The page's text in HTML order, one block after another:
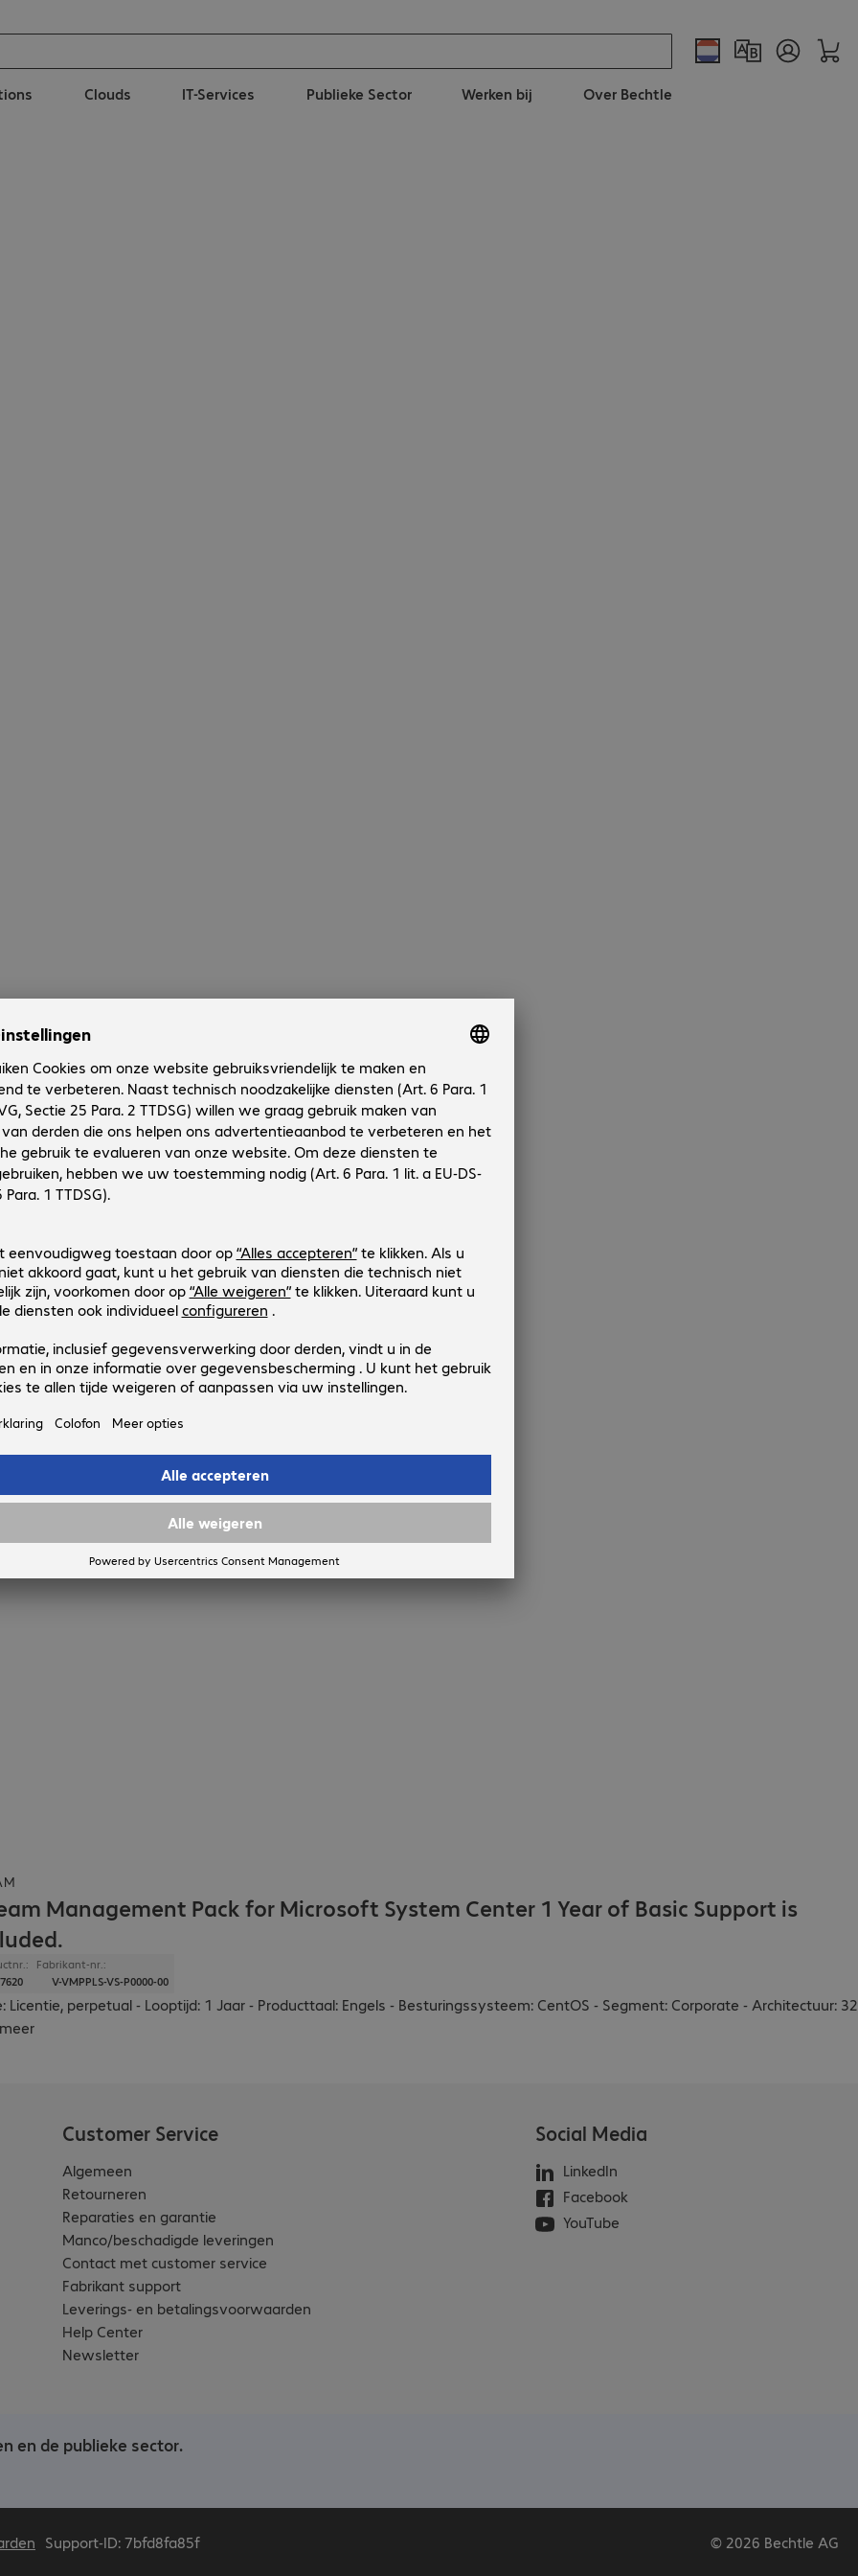
Clouds IT-Services Publieke Sector Werken bij Over Bechtle
Management Pack for Microsoft System Center 1 Year of Basic Support is
Fabrikant-nr.:
V-VMPPLS-VS-P0000-00
Licentie, perpetual - Looptijd: 1 Jaar - Producttaal: Engels - Besturingssysteem: CentOS - Segment: Corporate - Architectuur: 32
meer
Customer Service
Algemeen
Retourneren
Reparaties en garantie
Manco/beschadigde leveringen
Contact met customer service
Fabrikant support
Leverings- en betalingsvoorwaarden
Help Center
Newsletter
Social Media
LinkedIn
Facebook
YouTube
en de publieke sector.
Support-ID: 7bfd8fa85f © 2026 Bechtle AG